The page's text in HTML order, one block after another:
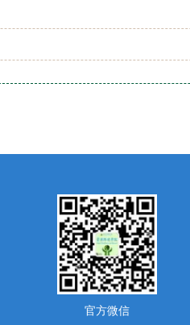
官方微信